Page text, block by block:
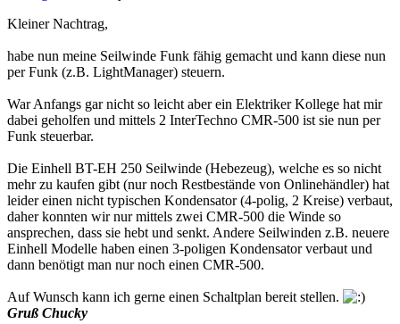
Kleiner Nachtrag,
habe nun meine Seilwinde Funk fähig gemacht und kann diese nun
per Funk (z.B. LightManager) steuern.
War Anfangs gar nicht so leicht aber ein Elektriker Kollege hat mir
dabei geholfen und mittels 2 InterTechno CMR-500 ist sie nun per
Funk steuerbar.
Die Einhell BT-EH 250 Seilwinde (Hebezeug), welche es so nicht
mehr zu kaufen gibt (nur noch Restbestände von Onlinehändler) hat
leider einen nicht typischen Kondensator (4-polig, 2 Kreise) verbaut,
daher konnten wir nur mittels zwei CMR-500 die Winde so
ansprechen, dass sie hebt und senkt. Andere Seilwinden z.B. neuere
Einhell Modelle haben einen 3-poligen Kondensator verbaut und
dann benötigt man nur noch einen CMR-500.
Auf Wunsch kann ich gerne einen Schaltplan bereit stellen.
Gruß Chucky